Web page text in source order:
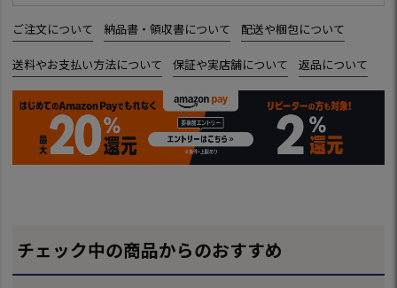
ご注文について 納品書・領収書について 配送や梱包について
送料やお支払い方法について 保証や実店舗について 返品について
チェック中の商品からのおすすめ